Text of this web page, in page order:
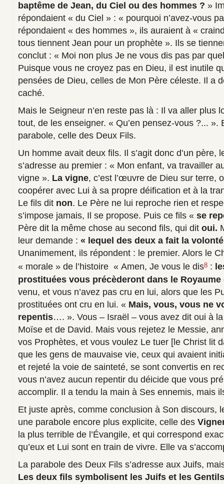
baptême de Jean, du Ciel ou des hommes ? »
répondaient « du Ciel » : « pourquoi n’avez-vous
répondaient « des hommes », ils auraient à «
tous tiennent Jean pour un prophète ». Ils se
conclut : « Moi non plus Je ne vous dis pas par
Puisque vous ne croyez pas en Dieu, il est inutile
pensées de Dieu, celles de Mon Père céleste. Il a
caché.
Mais le Seigneur n’en reste pas là : Il va aller plus
tout, de les enseigner. « Qu’en pensez-vous ?... ».
parabole, celle des Deux Fils.
Un homme avait deux fils. Il s’agit donc d’un père,
s’adresse au premier : « Mon enfant, va travailler
vigne ». La vigne, c’est l’œuvre de Dieu sur terre,
coopérer avec Lui à sa propre déification et à la
Le fils dit non. Le Père ne lui reproche rien et
s’impose jamais, Il se propose. Puis ce fils « se
Père dit la même chose au second fils, qui dit oui.
leur demande : « lequel des deux a fait la
Unanimement, ils répondent : le premier. Alors le
« morale » de l’histoire « Amen, Je vous le dis8 :
prostituées vous précèderont dans le Royaume
venu, et vous n’avez pas cru en lui, alors que les
prostituées ont cru en lui. « Mais, vous, vous ne
repentis…. ». Vous – Israël – vous avez dit oui à la
Moïse et de David. Mais vous rejetez le Messie,
vos Prophètes, et vous voulez Le tuer [le Christ lit
que les gens de mauvaise vie, ceux qui avaient
et rejeté la voie de sainteté, se sont convertis en
vous n’avez aucun repentir du déicide que vous
accomplir. Il a tendu la main à Ses ennemis, mais
Et juste après, comme conclusion à Son discours,
une parabole encore plus explicite, celle des
la plus terrible de l’Évangile, et qui correspond
qu’eux et Lui sont en train de vivre. Elle va
La parabole des Deux Fils s’adresse aux Juifs,
Les deux fils symbolisent les Juifs et les Gentils